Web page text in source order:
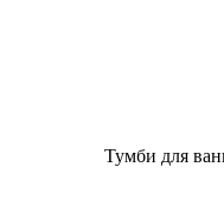
Тумби для